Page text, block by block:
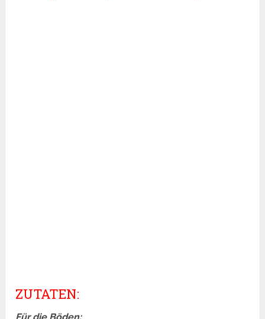
ZUTATEN: